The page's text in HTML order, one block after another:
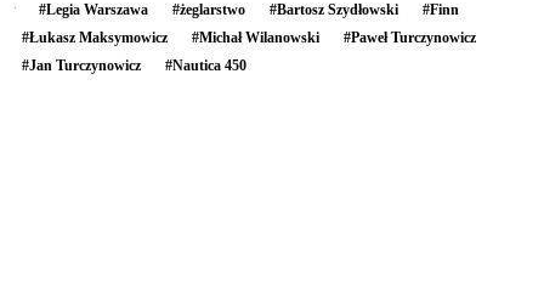
#Legia Warszawa #żeglarstwo #Bartosz Szydłowski #Finn
#Łukasz Maksymowicz #Michał Wilanowski #Paweł Turczynowicz
#Jan Turczynowicz #Nautica 450